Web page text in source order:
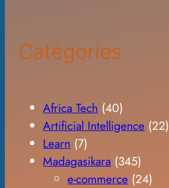
Catégories
Africa Tech (40)
Artificial Intelligence (22)
Learn (7)
Madagasikara (345)
e-commerce (24)